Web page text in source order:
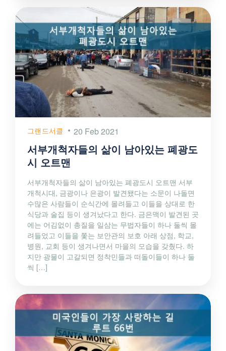
그랜드서클 20 Feb 2021
서부개척자들의 삶이 남아있는 폐광도
시 오트맨
서부개척자들의 삶이 남아있는 폐광도시 오트맨 서부
개척시대, 금광이나 은광이 발견됐다는 소문이 나돌면
수많은 사람들이 순식간에 몰려들고 이들을 상대로 한
식당과 술집 등이 생겨났다고 한다. 금은맥이 발견된 곳
에는 어김없이 총질을 일삼는 무법자들이 하나 둘씩 몰
려들었고 이들을 쫓는 보안관의 보호 아래 상점, 학교,
병원, 교회 등이 생겨나면서 마을의 모습을 갖췄다. 하
지만 광물이 고갈되면 정착민들과 떠돌이들이 하나 둘
씩 […]